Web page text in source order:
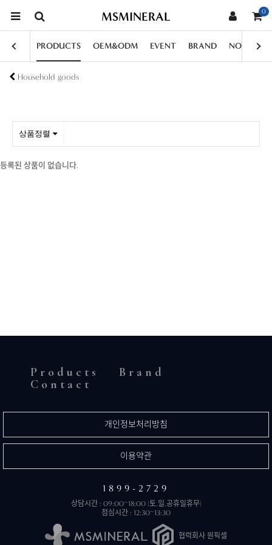
MSMINERAL 0
PRODUCTS OEM&ODM EVENT BRAND NOTICE
Household goods
상품정렬
등록된 상품이 없습니다.
Products
Brand
Contact
개인정보처리방침
이용약관
1899-2729
상담시간 : 09:00~18:00 (토,일,공휴일휴무)
점심시간 : 12:30~13:30
협력회사 원픽셀